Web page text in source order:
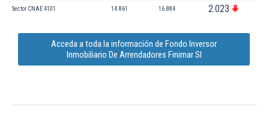
Sector CNAE 4101 14.861 16.884 2.023
Acceda a toda la información de Fondo Inversor
Inmobiliario De Arrendadores Finimar Sl